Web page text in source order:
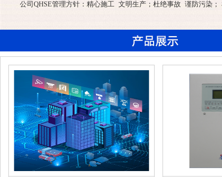
公司QHSE管理方针：精心施工 文明生产；杜绝事故 谨防污染